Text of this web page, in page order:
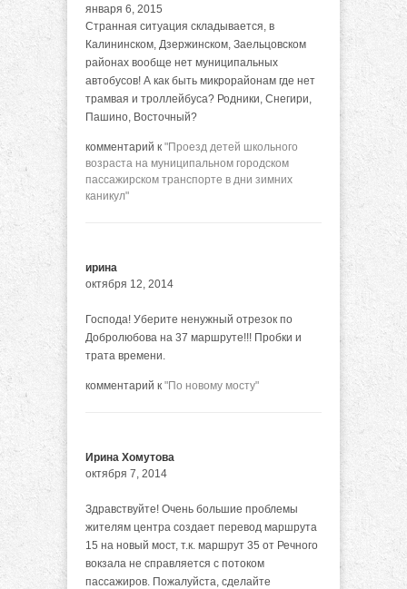
января 6, 2015
Странная ситуация складывается, в
Калининском, Дзержинском, Заельцовском
районах вообще нет муниципальных
автобусов! А как быть микрорайонам где нет
трамвая и троллейбуса? Родники, Снегири,
Пашино, Восточный?
комментарий к "Проезд детей школьного
возраста на муниципальном городском
пассажирском транспорте в дни зимних
каникул"
ирина
октября 12, 2014
Господа! Уберите ненужный отрезок по
Добролюбова на 37 маршруте!!! Пробки и
трата времени.
комментарий к "По новому мосту"
Ирина Хомутова
октября 7, 2014
Здравствуйте! Очень большие проблемы
жителям центра создает перевод маршрута
15 на новый мост, т.к. маршрут 35 от Речного
вокзала не справляется с потоком
пассажиров. Пожалуйста, сделайте